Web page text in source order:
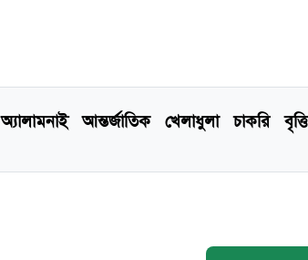
অ্যালামনাই আন্তর্জাতিক খেলাধুলা চাকরি বৃত্তি